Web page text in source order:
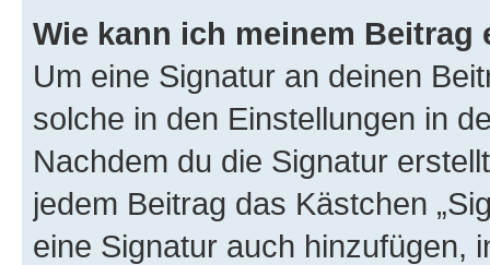
Wie kann ich meinem
Um eine Signatur an deinen
solche in den Einstellungen in
Nachdem du die Signatur
jedem Beitrag das Kästchen
eine Signatur auch hinzufügen,